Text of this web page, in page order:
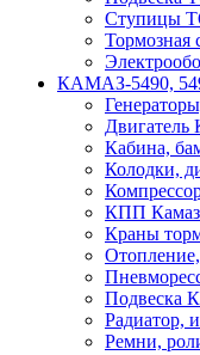
Ступицы
КАМАЗ-5490,
Двигатель
Кабина,
Колодки,
КПП
Краны
Подвеска
Радиатор,
Ремни,